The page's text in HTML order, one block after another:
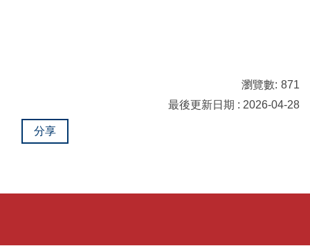
瀏覽數: 871
最後更新日期 : 2026-04-28
分享